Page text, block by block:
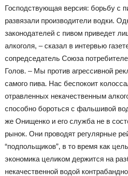
Господствующая версия: борьбу с
развязали производители водки.
законодателей с пивом приведет
алкоголя, – сказал в интервью
сопредседатель Союза
Голов. – Мы против агрессивной
самого пива. Нас беспокоит
отравленных некачественным
способно бороться с фальшивой
же Онищенко и его служба не в
рынок. Они проводят регулярные
“подпольщиков”, в то время как
экономика целиком держится на
некачественной водой